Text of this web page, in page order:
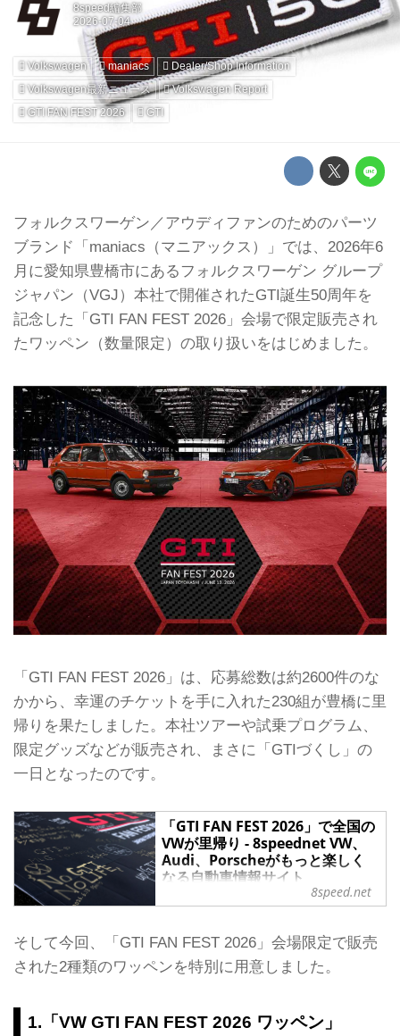
8speed編集部
Volkswagen maniacs
Dealer/Shop Information
Volkswagen最新ニュース
Volkswagen Report
GTI FAN FEST 2026
GTI
フォルクスワーゲン／アウディファンのためのパーツ
ブランド「maniacs（マニアックス）」では、2026年6
月に愛知県豊橋市にあるフォルクスワーゲン グループ
ジャパン（VGJ）本社で開催されたGTI誕生50周年を
記念した「GTI FAN FEST 2026」会場で限定販売され
たワッペン（数量限定）の取り扱いをはじめました。
「GTI FAN FEST 2026」は、応募総数は約2600件のな
かから、幸運のチケットを手に入れた230組が豊橋に里
帰りを果たしました。本社ツアーや試乗プログラム、
限定グッズなどが販売され、まさに「GTIづくし」の
一日となったのです。
「GTI FAN FEST 2026」で全国の
VWが里帰り - 8speednet VW、
Audi、Porscheがもっと楽しく
なる自動車情報サイト
GTI誕生50周年を記念した「GTI FAN
フォルクスワーゲン グループ ジャパ
ン（VGJ）本社で開催された。全国か
らGTIをはじめとするフォルクスワー
あちこちで見られ、終始和やかなムー
8speed.net
そして今回、「GTI FAN FEST 2026」会場限定で販売
された2種類のワッペンを特別に用意しました。
1.「VW GTI FAN FEST 2026 ワッペン」